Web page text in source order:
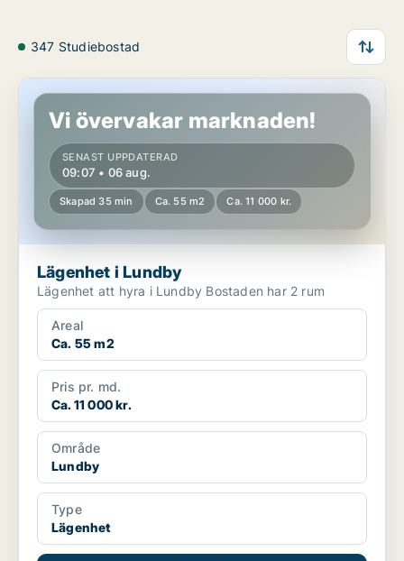
347 Studiebostad
Lägenhet i Lundby
Vi övervakar marknaden!
SENAST UPPDATERAD
09:07 • 06 aug.
Skapad 35 min Ca. 55 m2 Ca. 11 000 kr.
Lägenhet i Lundby
Lägenhet att hyra i Lundby Bostaden har 2 rum
Areal
Ca. 55 m2
Pris pr. md.
Ca. 11 000 kr.
Område
Lundby
Type
Lägenhet